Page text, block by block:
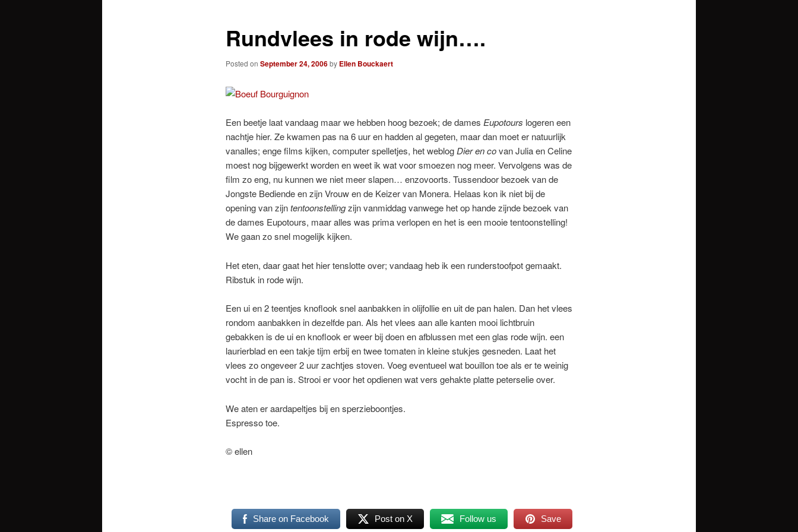
Rundvlees in rode wijn….
Posted on September 24, 2006by Ellen Bouckaert
Een beetje laat vandaag maar we hebben hoog bezoek; de dames Eupotours logeren een
nachtje hier. Ze kwamen pas na 6 uur en hadden al gegeten, maar dan moet er natuurlijk
vanalles; enge films kijken, computer spelletjes, het weblogDier en covan Julia en Celine
moest nog bijgewerkt worden en weet ik wat voor smoezen nog meer. Vervolgens was de
film zo eng, nu kunnen we niet meer slapen… enzovoorts. Tussendoor bezoek van de
Jongste Bediende en zijn Vrouw en de Keizer van Monera. Helaas kon ik niet bij de
opening van zijntentoonstellingzijn vanmiddag vanwege het op hande zijnde bezoek van
de dames Eupotours, maar alles was prima verlopen en het is een mooie tentoonstelling!
We gaan zo snel mogelijk kijken.
Het eten, daar gaat het hier tenslotte over; vandaag heb ik een runderstoofpot gemaakt.
Ribstuk in rode wijn.
Een ui en 2 teentjes knoflook snel aanbakken in olijfollie en uit de pan halen. Dan het vlees
rondom aanbakken in dezelfde pan. Als het vlees aan alle kanten mooi lichtbruin
gebakken is de ui en knoflook er weer bij doen en afblussen met een glas rode wijn. een
laurierblad en een takje tijm erbij en twee tomaten in kleine stukjes gesneden. Laat het
vlees zo ongeveer 2 uur zachtjes stoven. Voeg eventueel wat bouillon toe als er te weinig
vocht in de pan is. Strooi er voor het opdienen wat vers gehakte platte peterselie over.
We aten er aardapeltjes bij en sperzieboontjes.
Espresso toe.
© ellen
Share on Facebook Post on X Follow us Save